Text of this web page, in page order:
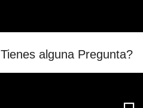
Tienes alguna Pregunta?